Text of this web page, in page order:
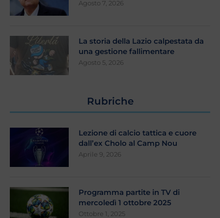
Agosto 7, 2026
La storia della Lazio calpestata da
una gestione fallimentare
Agosto 5, 2026
Rubriche
Lezione di calcio tattica e cuore
dall’ex Cholo al Camp Nou
Aprile 9, 2026
Programma partite in TV di
mercoledì 1 ottobre 2025
Ottobre 1, 2025